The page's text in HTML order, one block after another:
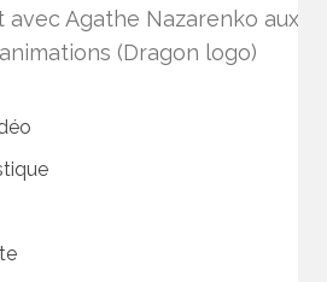
avec Agathe Nazarenko aux
(Dragon logo)